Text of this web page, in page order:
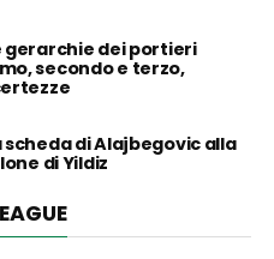
gerarchie dei portieri
secondo e terzo,
scheda di Alajbegovic alla
di Yildiz